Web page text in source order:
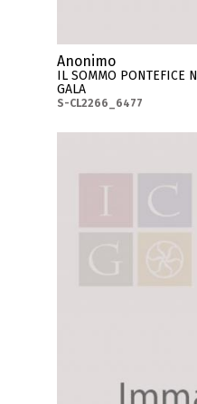
Anonimo
IL SOMMO PONTEFICE
GALA
S-CL2266_6477